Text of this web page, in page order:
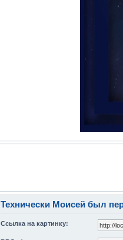
Технически Моисей был
Ссылка на картинку: